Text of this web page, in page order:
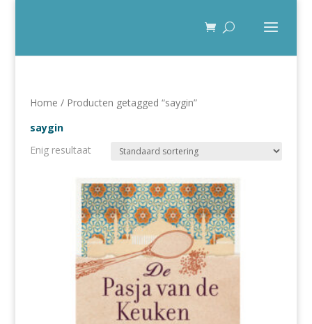
Home / Producten getagged “saygin”
saygin
Enig resultaat